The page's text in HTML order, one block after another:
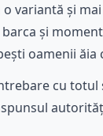
variantă și
și
oamenii
cu